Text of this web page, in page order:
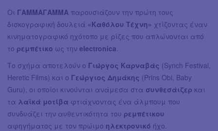
Οι ΓΑΜΜΑΓΑΜΜΑ παρουσιάζουν την πρώτη τους
δισκογραφική δουλειά «Καθόλου Τέχνη» χτίζοντας έναν
κινηματογραφικό ηχότοπο με ρίζες που απλώνονται από
το ρεμπέτικο ως την electronica
Το σχήμα αποτελούν ο Γιώργος Καρναβάς (Synch Festival,
Heretic Films) και o Γεώργιος Δημάκης (Prins Obi, Baby
Guru), οι οποίοι κινούνται ανάμεσα στα συνθεσάιζερ και
τα λαϊκά μοτίβα φτιάχνοντας ένα άλμπουμ που
συνδυάζει την αυθεντικότητα του ρεμπέτικου
αφηγήματος με τον πρώιμο ηλεκτρονικό ήχο.